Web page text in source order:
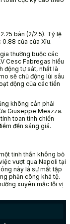
bàn (2/2.5). Tỷ lệ
0.88 của cửa Xỉu.
thường buộc các
Cesc Fabregas hiểu
động tự sát, nhất là
sẽ chủ động lùi sâu
động của các tiền
không cần phải
Giuseppe Meazza.
toan tính chiến
đến sáng giá.
tinh thần không bỏ
vượt qua Napoli tại
này là sự mất tập
phản công khá tệ.
xuyên mắc lỗi vị